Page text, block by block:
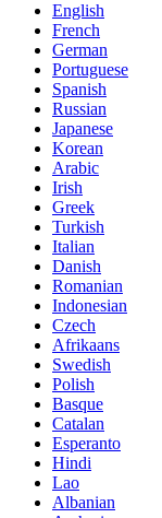
English
French
German
Portuguese
Spanish
Russian
Japanese
Korean
Arabic
Irish
Greek
Turkish
Italian
Danish
Romanian
Indonesian
Czech
Afrikaans
Swedish
Polish
Basque
Catalan
Esperanto
Hindi
Lao
Albanian